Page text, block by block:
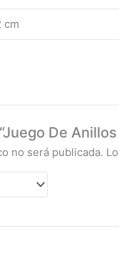
cm
De
no será publicada.